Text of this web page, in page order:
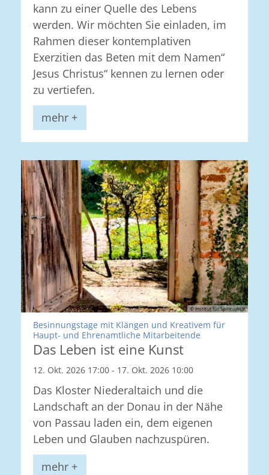
kann zu einer Quelle des Lebens
werden. Wir möchten Sie einladen, im
Rahmen dieser kontemplativen
Exerzitien das Beten mit dem Namen“
Jesus Christus“ kennen zu lernen oder
zu vertiefen.
mehr +
© Institut für Spiritualität
Besinnungstage mit Klängen und Kreativem für
Haupt- und Ehrenamtliche Mitarbeitende
Das Leben ist eine Kunst
12. Okt. 2026 17:00 - 17. Okt. 2026 10:00
Das Kloster Niederaltaich und die
Landschaft an der Donau in der Nähe
von Passau laden ein, dem eigenen
Leben und Glauben nachzuspüren.
mehr +